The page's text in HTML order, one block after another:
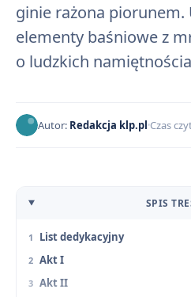
ginie rażona piorunem.
elementy baśniowe z
o ludzkich
Autor: Redakcja klp.pl Czas
SPIS
List dedykacyjny
Akt I
Akt II